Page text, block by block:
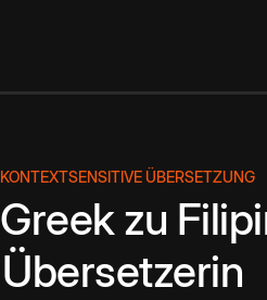
KONTEXTSENSITIVE ÜBERSETZUNG
Greekzu
Übersetzerin